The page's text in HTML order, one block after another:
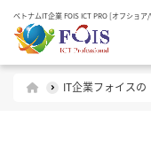
ベトナムIT企業 FOIS ICT PRO [オフショア
IT企業フォイスの